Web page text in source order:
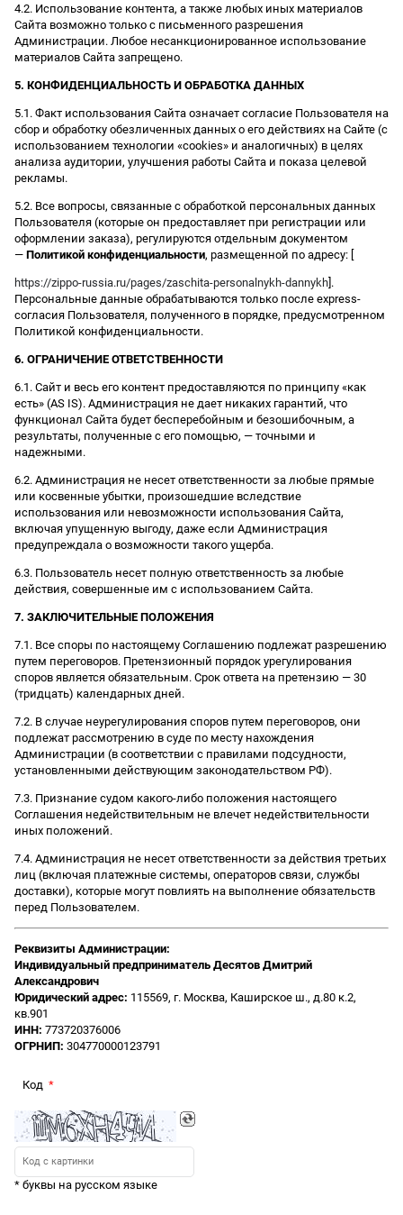
4.2. Использование контента, а также любых иных материалов
Сайта возможно только с письменного разрешения
Администрации. Любое несанкционированное использование
материалов Сайта запрещено.
5. КОНФИДЕНЦИАЛЬНОСТЬ И ОБРАБОТКА ДАННЫХ
5.1. Факт использования Сайта означает согласие Пользователя на
сбор и обработку обезличенных данных о его действиях на Сайте (с
использованием технологии «cookies» и аналогичных) в целях
анализа аудитории, улучшения работы Сайта и показа целевой
рекламы.
5.2. Все вопросы, связанные с обработкой персональных данных
Пользователя (которые он предоставляет при регистрации или
оформлении заказа), регулируются отдельным документом
— Политикой конфиденциальности, размещенной по адресу: [
https://zippo-russia.ru/pages/zaschita-personalnykh-dannykh ].
Персональные данные обрабатываются только после express-
согласия Пользователя, полученного в порядке, предусмотренном
Политикой конфиденциальности.
6. ОГРАНИЧЕНИЕ ОТВЕТСТВЕННОСТИ
6.1. Сайт и весь его контент предоставляются по принципу «как
есть» (AS IS). Администрация не дает никаких гарантий, что
функционал Сайта будет бесперебойным и безошибочным, а
результаты, полученные с его помощью, — точными и
надежными.
6.2. Администрация не несет ответственности за любые прямые
или косвенные убытки, произошедшие вследствие
использования или невозможности использования Сайта,
включая упущенную выгоду, даже если Администрация
предупреждала о возможности такого ущерба.
6.3. Пользователь несет полную ответственность за любые
действия, совершенные им с использованием Сайта.
7. ЗАКЛЮЧИТЕЛЬНЫЕ ПОЛОЖЕНИЯ
7.1. Все споры по настоящему Соглашению подлежат разрешению
путем переговоров. Претензионный порядок урегулирования
споров является обязательным. Срок ответа на претензию — 30
(тридцать) календарных дней.
7.2. В случае неурегулирования споров путем переговоров, они
подлежат рассмотрению в суде по месту нахождения
Администрации (в соответствии с правилами подсудности,
установленными действующим законодательством РФ).
7.3. Признание судом какого-либо положения настоящего
Соглашения недействительным не влечет недействительности
иных положений.
7.4. Администрация не несет ответственности за действия третьих
лиц (включая платежные системы, операторов связи, службы
доставки), которые могут повлиять на выполнение обязательств
перед Пользователем.
Реквизиты Администрации:
Индивидуальный предприниматель Десятов Дмитрий
Александрович
Юридический адрес: 115569, г. Москва, Каширское ш., д.80 к.2,
кв.901
ИНН: 773720376006
ОГРНИП: 304770000123791
Код
* буквы на русском языке